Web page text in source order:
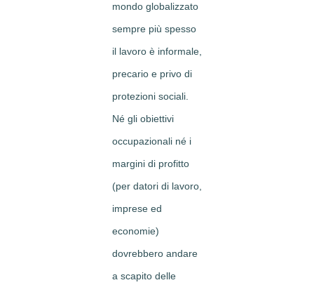
mondo globalizzato
sempre più spesso
il lavoro è informale,
precario e privo di
protezioni sociali.
Né gli obiettivi
occupazionali né i
margini di profitto
(per datori di lavoro,
imprese ed
economie)
dovrebbero andare
a scapito delle